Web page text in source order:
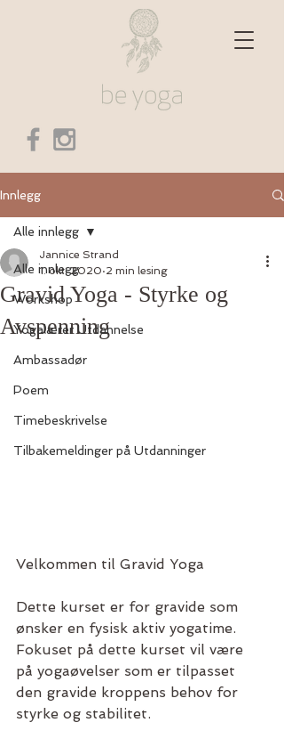
Innlegg
Alle innlegg
Workshop
Yogalærer Utdannelse
Ambassadør
Poem
Timebeskrivelse
Tilbakemeldinger på Utdanninger
Alle innlegg
Gravid Yoga - Styrke og
Avspenning
Jannice Strand
1. okt. 2020 2 min lesing
Velkommen til Gravid Yoga
Dette kurset er for gravide som
ønsker en fysisk aktiv yogatime.
Fokuset på dette kurset vil være
på yogaøvelser som er tilpasset
den gravide kroppens behov for
styrke og stabilitet.